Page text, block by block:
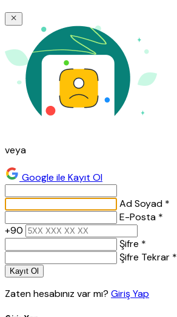
veya
Google ile Kayıt Ol
Ad Soyad *
E-Posta *
+90
Şifre *
Şifre Tekrar *
Kayıt Ol
Zaten hesabınız var mı? Giriş Yap